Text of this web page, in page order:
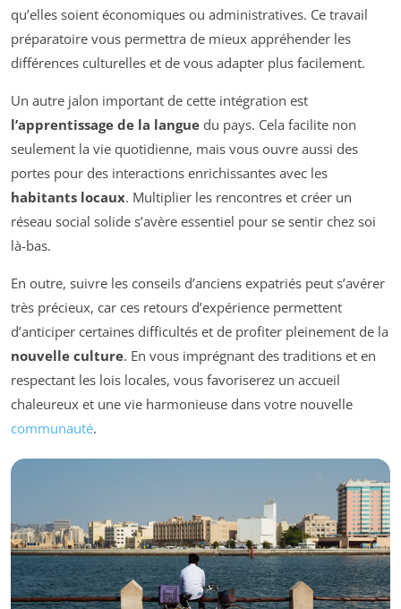
qu’elles soient économiques ou administratives. Ce travail
préparatoire vous permettra de mieux appréhender les
différences culturelles et de vous adapter plus facilement.
Un autre jalon important de cette intégration est
l’apprentissage de la langue du pays. Cela facilite non
seulement la vie quotidienne, mais vous ouvre aussi des
portes pour des interactions enrichissantes avec les
habitants locaux. Multiplier les rencontres et créer un
réseau social solide s’avère essentiel pour se sentir chez soi
là-bas.
En outre, suivre les conseils d’anciens expatriés peut s’avérer
très précieux, car ces retours d’expérience permettent
d’anticiper certaines difficultés et de profiter pleinement de la
nouvelle culture. En vous imprégnant des traditions et en
respectant les lois locales, vous favoriserez un accueil
chaleureux et une vie harmonieuse dans votre nouvelle
communauté.